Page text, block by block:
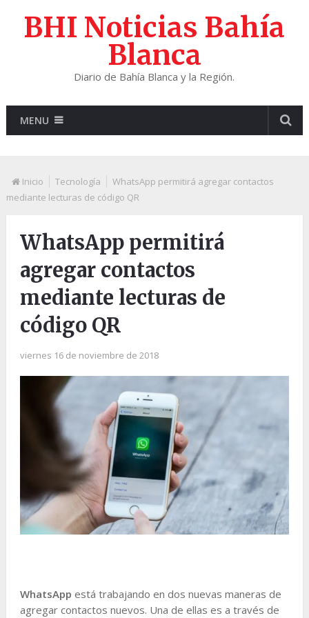
BHI Noticias Bahía
Blanca
Diario de Bahía Blanca y la Región.
MENU
Inicio Tecnología
WhatsApp permitirá agregar contactos
mediante lecturas de código QR
WhatsApp permitirá
agregar contactos
mediante lecturas de
código QR
viernes 16 de noviembre de 2018
WhatsApp está trabajando en dos nuevas maneras de
agregar contactos nuevos. Una de ellas es a través de